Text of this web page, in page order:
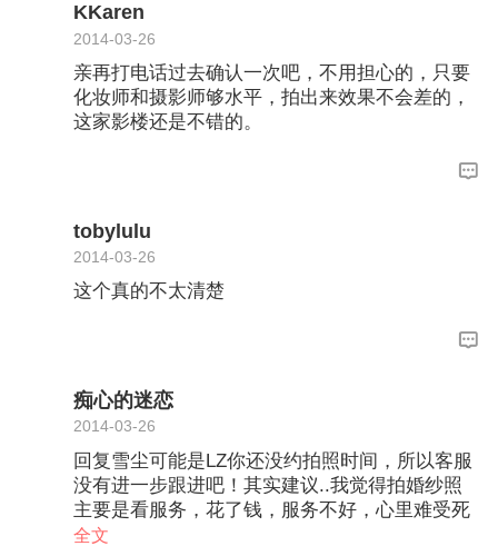
KKaren
2014-03-26
亲再打电话过去确认一次吧，不用担心的，只要
化妆师和摄影师够水平，拍出来效果不会差的，
这家影楼还是不错的。
tobylulu
2014-03-26
这个真的不太清楚
痴心的迷恋
2014-03-26
回复雪尘可能是LZ你还没约拍照时间，所以客服
没有进一步跟进吧！其实建议..我觉得拍婚纱照
主要是看服务，花了钱，服务不好，心里难受死
了
全文